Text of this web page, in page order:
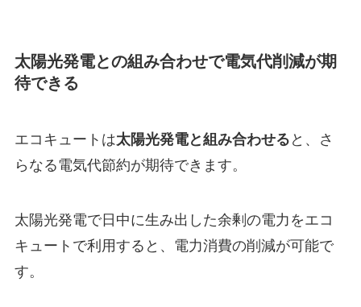
太陽光発電との組み合わせで電気代削減が期
待できる
エコキュートは太陽光発電と組み合わせる と、さ
らなる電気代節約が期待できます。
太陽光発電で日中に生み出した余剰の電力をエコ
キュートで利用すると、電力消費の削減が可能で
す。